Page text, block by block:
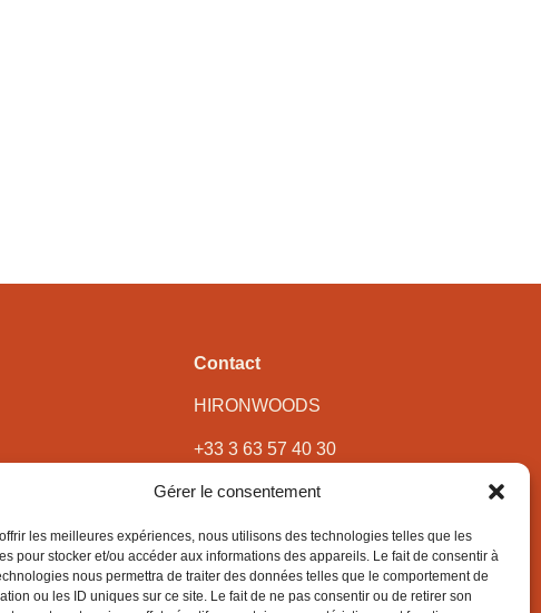
Gérer le consentement
les meilleures expériences, nous utilisons des technologies telles que les
pour stocker et/ou accéder aux informations des appareils. Le fait de consentir à
nous permettra de traiter des données telles que le comportement de
ou les ID uniques sur ce site. Le fait de ne pas consentir ou de retirer son
Contact
HIRONWOODS
+33 3 63 57 40 30
5 chemin des Vignes
39600 Cramans
(Jura – FRANCE)